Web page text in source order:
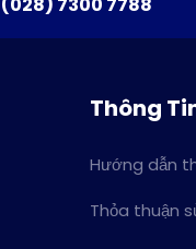
Thông
Hướng dẫn
Thỏa thuận